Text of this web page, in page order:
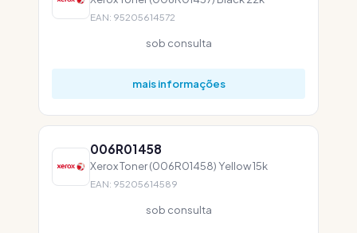
EAN: 95205614572
sob consulta
mais informações
006R01458
Xerox Toner (006R01458) Yellow 15k
EAN: 95205614589
sob consulta